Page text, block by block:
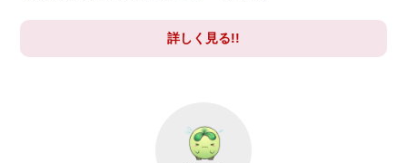
詳しく見る!!